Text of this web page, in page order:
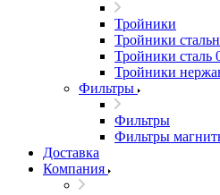
Тройники
Тройники
Тройники сталь
Тройники
Фильтры
Фильтры
Фильтры
Доставка
Компания